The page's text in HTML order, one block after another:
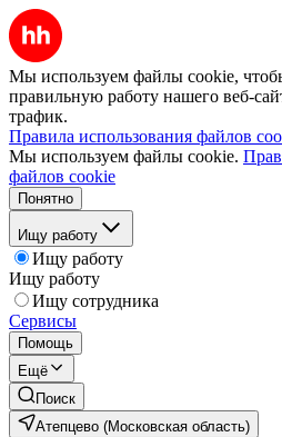
Мы используем файлы cookie,
правильную работу нашего веб-
трафик.
Правила использования файлов
Мы используем файлы cookie.
файлов cookie
Понятно
Ищу работу
Ищу работу
Ищу работу
Ищу сотрудника
Сервисы
Помощь
Ещё
Поиск
Атепцево (Московская область)